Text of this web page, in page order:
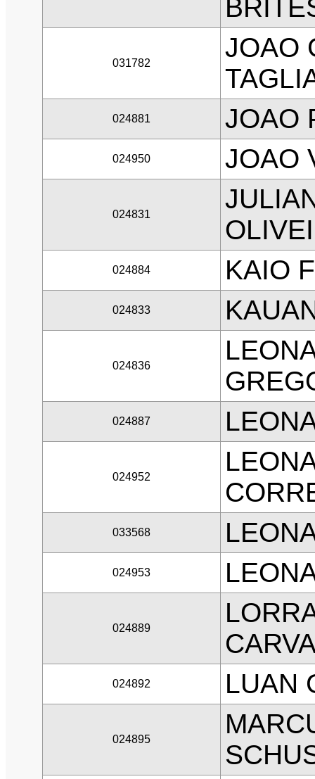
031782
JOAO
024881 JOAO
024950 JOAO
024831
024884 KAIO
024833
024836
024887
024952
033568
024953
024889
024892 LUAN
024895